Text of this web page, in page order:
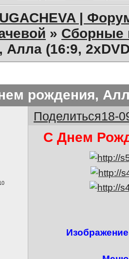
|
» Сборные
Алла (16:9,
рождения,
Поделиться18-
C Днем